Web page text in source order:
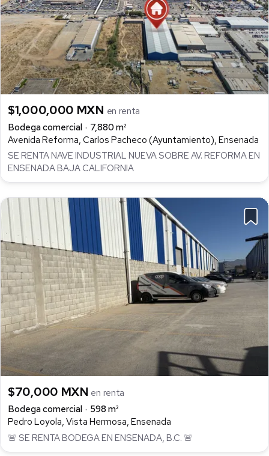
$1,000,000 MXN en renta
Bodega comercial
7,880 m²
Avenida Reforma, Carlos Pacheco (Ayuntamiento), Ensenada
SE RENTA NAVE INDUSTRIAL NUEVA SOBRE AV. REFORMA EN
ENSENADA BAJA CALIFORNIA
$70,000 MXN en renta
Bodega comercial
598 m²
Pedro Loyola, Vista Hermosa, Ensenada
🚨 SE RENTA BODEGA EN ENSENADA, B.C. 🚨